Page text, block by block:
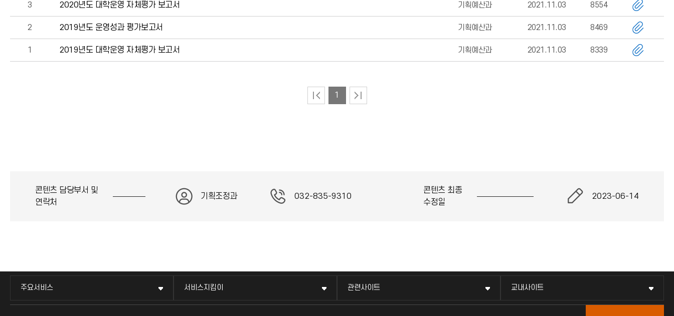
3 2020년도 대학운영 자체평가 보고서 기획예산과 2021.11.03 8554
2 2019년도 운영성과 평가보고서 기획예산과 2021.11.03 8469
1 2019년도 대학운영 자체평가 보고서 기획예산과 2021.11.03 8339
1
콘텐츠 담당부서 및
연락처
기획조정과 032-835-9310
콘텐츠 최종
수정일
2023-06-14
주요서비스 서비스지킴이 관련사이트 교내사이트